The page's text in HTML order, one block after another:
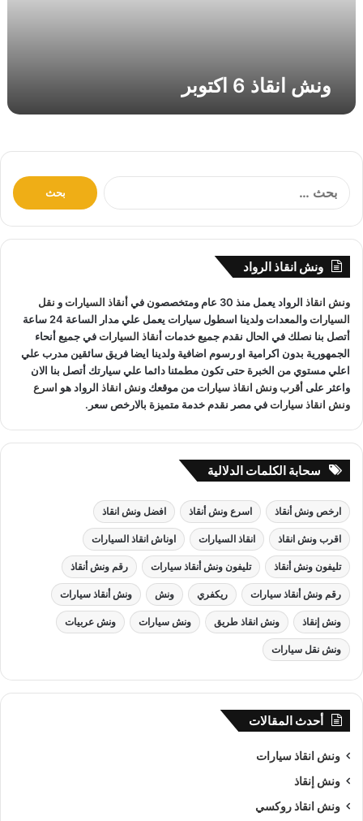
ب
ونش انقاذ 6 اكتوبر
:
ونش انقاذ الرواد
ونش انقاذ الرواد يعمل منذ 30 عام ومتخصصون في أنقاذ السياراتو نقل
السيارات
والمعدات ولدينا اسطول سيارات يعمل علي مدار الساعة 24 ساعة
أتصل بنا نصلك في الحال نقدم جميع خدماتأنقاذ السياراتفي جميع أنحاء
الجمهورية بدون اكرامية او رسوم اضافية ولدينا ايضا فريق سائقين مدرب علي
اعلي مستوي من الخبرة حتى تكون مطمئنا دائما علي سيارتك أتصل بنا الان
واعثر علىأقرب ونش انقاذ سياراتمن موقعك ونش انقاذ الرواد هو اسرع
ونش انقاذ سياراتفي مصر نقدم خدمة متميزة بالارخص سعر.
سحابة الكلمات الدلالية
ارخص ونش أنقاذ اسرع ونش أنقاذ افضل ونش انقاذ
اقرب ونش انقاذ انقاذ السيارات اوناش انقاذ السيارات
تليفون ونش أنقاذ تليفون ونش أنقاذ سيارات رقم ونش أنقاذ
رقم ونش أنقاذ سيارات ريكفري ونش ونش أنقاذ سيارات
ونش إنقاذ ونش انقاذ طريق ونش سيارات ونش عربيات
ونش نقل سيارات
أحدث المقالات
ونش انقاذ سيارات
ونش إنقاذ
ونش انقاذ روكسي